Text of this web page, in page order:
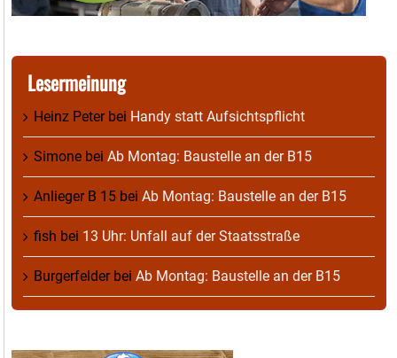
Lesermeinung
Heinz Peterbei Handy statt Aufsichtspflicht
Simone bei Ab Montag: Baustelle an der B15
Anlieger B 15 bei Ab Montag: Baustelle an der B15
fish bei 13 Uhr: Unfall auf der Staatsstraße
Burgerfelderbei Ab Montag: Baustelle an der B15